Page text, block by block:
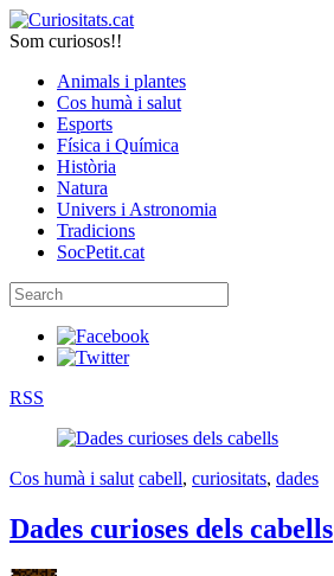
Som curiosos!!
Animals i plantes
Cos humà i salut
Esports
Física i Química
Història
Natura
Univers i Astronomia
Tradicions
SocPetit.cat
RSS
Cos humà i salut cabell, curiositats, dades
Dades curioses dels cabells